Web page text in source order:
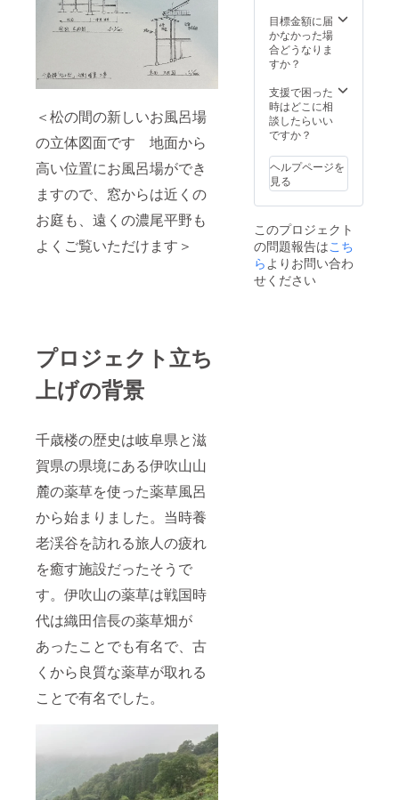
＜松の間の新しいお風呂場
の立体図面です 地面から
高い位置にお風呂場ができ
ますので、窓からは近くの
お庭も、遠くの濃尾平野も
よくご覧いただけます＞
プロジェクト立ち
上げの背景
千歳楼の歴史は岐阜県と滋
賀県の県境にある伊吹山山
麓の薬草を使った薬草風呂
から始まりました。当時養
老渓谷を訪れる旅人の疲れ
を癒す施設だったそうで
す。伊吹山の薬草は戦国時
代は織田信長の薬草畑が
あったことでも有名で、古
くから良質な薬草が取れる
ことで有名でした。
の雰囲
気をお
楽しみ
くださ
話、も
しくは
LINEに
番号と
一緒に
ご希望
の日
名前、
号をお
知らせ
くださ
い。
にて予
約コー
ド番号
します
ご予約
はお電
話、も
LINEに
て予約
コード
番号と
ご希望
の日
程、お
名前、
間は
2025年
1月14日
りま
す。 ご
支援い
ただい
にはプ
ロジェ
クト終
了後に
から
メール
で予約
方法を
ご案内
みくだ
さい
※メ
ニュー
は飛騨
牛しゃ
ぶしゃ
ぶコー
食は飛
騨牛の
ほう葉
焼コー
ります
・ご利
用可能
期間は
2025年
ません
か？
入会金
は千歳
存活動
に使わ
せて頂
きま
入会し
ていた
だいた
方の
プレー
トをご
用意さ
せてい
ただき
及び1泊
2日宿泊
券で
す。
を守る
会（千
友会）
では同
持って
くださ
る方を
募集し
す 千
歳楼の
ような
長い歴
史のあ
・掲
載期
間：
2025年
（建物
が存在
する限
り）
載方
法：文
字のみ
■千歳楼
2日貸切
利用券
・1泊2
日お食
事付き
目標金額に届
かなかった場
合どうなりま
すか？
支援で困った
時はどこに相
談したらいい
ですか？
ヘルプページを
見る
このプロジェクト
の問題報告はこち
ら よりお問い合わ
せください